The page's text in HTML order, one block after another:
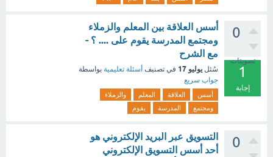
0
تصويتات
1
إجابة
أسس العلاقة بين المعلم والزملاء
ومجتمع المدرسة يقوم على .... ؟ -
مع الشرح
سُئل يوليو 17 في تصنيف أسئلة تعليمية بواسطة
جواب سريع
أسس العلاقة المعلم
والزملاء
ومجتمع
المدرسة يقوم
0
التسويق عبر البريد الإلكتروني هو
أحد أسس التسويق الإلكتروني